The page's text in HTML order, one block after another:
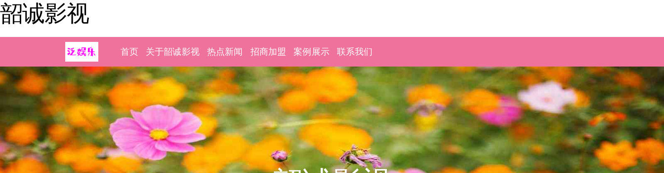
韶诚影视
首页 关于韶诚影视 热点新闻 招商加盟 案例展示 联系我们